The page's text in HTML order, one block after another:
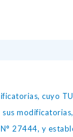
cuyo
27444, y